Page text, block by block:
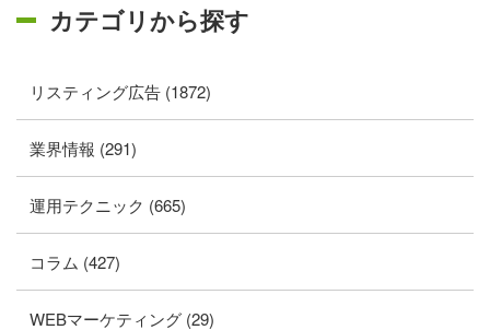
カテゴリから探す
リスティング広告 (1872)
業界情報 (291)
運用テクニック (665)
コラム (427)
WEBマーケティング (29)